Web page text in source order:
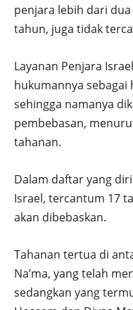
penjara lebih dari
tahun, juga tidak
Layanan Penjara
hukumannya
sehingga namanya
pembebasan,
tahanan.
Dalam daftar yang
Israel, tercantum 17
akan dibebaskan.
Tahanan tertua di
Na’ma, yang telah
sedangkan yang